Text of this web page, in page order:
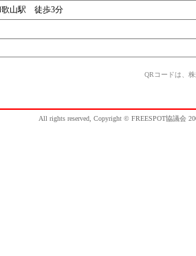
山駅 徒歩3分
QRコードは、
All rights reserved, Copyright © FREESPOT協議会